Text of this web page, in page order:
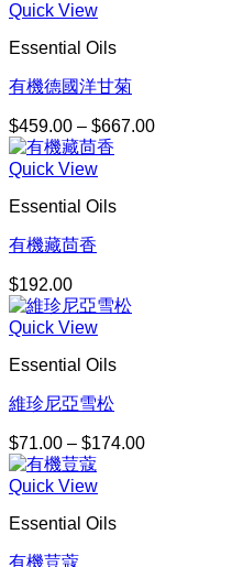
Quick View
Essential Oils
有機德國洋甘菊
$459.00 – $667.00價
Quick View
Essential Oils
有機藏茴香
$192.00
Quick View
Essential Oils
維珍尼亞雪松
$71.00 – $174.00價
Quick View
Essential Oils
有機荳蔻